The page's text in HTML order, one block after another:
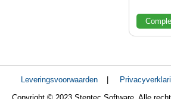
Leveringsvoorwaarden |